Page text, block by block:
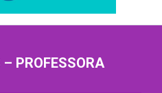
PROFESSORA